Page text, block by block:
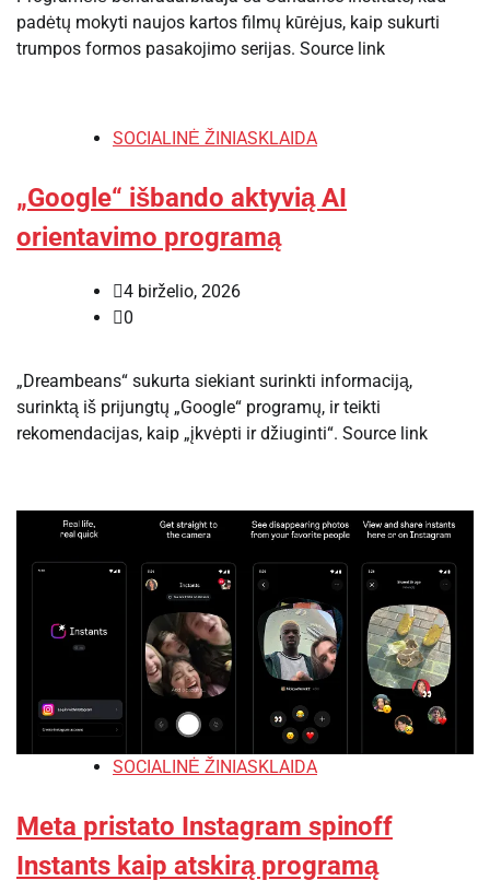
padėtų mokyti naujos kartos filmų kūrėjus, kaip sukurti
trumpos formos pasakojimo serijas. Source link
SOCIALINĖ ŽINIASKLAIDA
„Google“ išbando aktyvią AI
orientavimo programą
4 birželio, 2026
0
„Dreambeans“ sukurta siekiant surinkti informaciją,
surinktą iš prijungtų „Google“ programų, ir teikti
rekomendacijas, kaip „įkvėpti ir džiuginti“. Source link
SOCIALINĖ ŽINIASKLAIDA
Meta pristato Instagram spinoff
Instants kaip atskirą programą